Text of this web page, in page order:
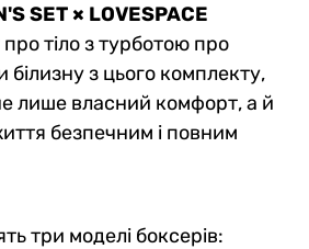
SET × LOVESPACE
тіло з турботою про
з цього комплекту,
лише власний комфорт, а й
безпечним і повним
три моделі боксерів: